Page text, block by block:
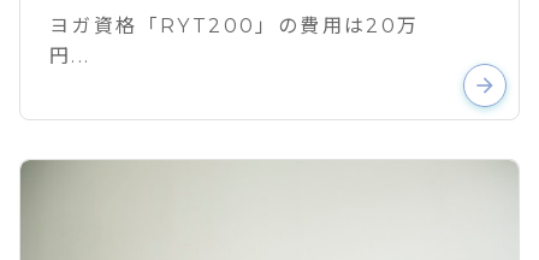
ヨガ資格「RYT200」の費用は20万
円...
arrow_forward